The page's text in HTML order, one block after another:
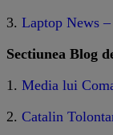
3. Laptop News
Sectiunea Blog
1. Media lui
2. Catalin